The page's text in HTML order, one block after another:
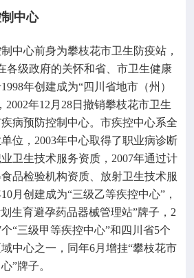



中心
中心前身为攀枝花市卫生防疫站，
各级政府的关怀和省、市卫生健康
年创建成为“四川省地市（州）
2002年12月28日撤销攀枝花市卫生
病预防控制中心。市疾控中心系全
位，2003年中心取得了职业病诊断
卫生技术服务资质，2007年通过计
品检验机构资质、放射卫生技术服
月创建成为“三级乙等疾控中心”，
生育避孕药品器械管理站”牌子，2
“三级甲等疾控中心”和四川省5个
中心之一，同年6月增挂“攀枝花市
”牌子。